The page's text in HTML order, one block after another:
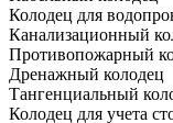
Колодец для
Канализационный
Противопожарный
Дренажный колодец
Тангенциальный
Колодец для учета